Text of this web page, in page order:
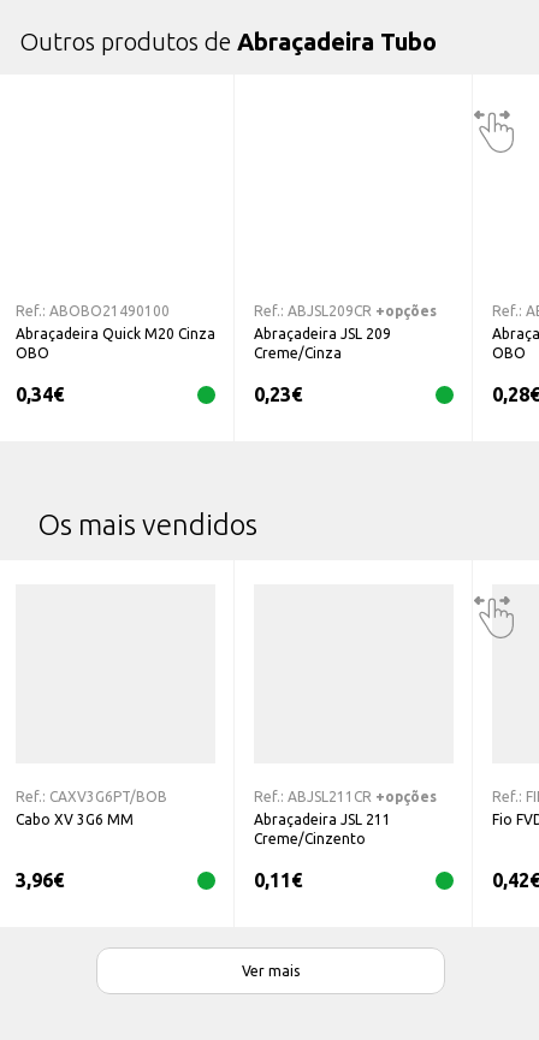
Outros produtos de Abraçadeira Tubo
Ref.: ABOBO21490100
Abraçadeira Quick M20 Cinza
OBO
0,34€
Ref.: ABJSL209CR +opções
Abraçadeira JSL 209
Creme/Cinza
0,23€
Ref.:
OBO
0,28€
Os mais vendidos
Ref.: CAXV3G6PT/BOB
Cabo XV 3G6 MM
3,96€
Ref.: ABJSL211CR +opções
Abraçadeira JSL 211
Creme/Cinzento
0,11€
Ref.:
Fio
0,42€
Ver mais